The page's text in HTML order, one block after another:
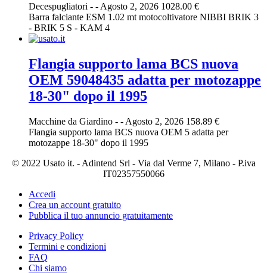
Decespugliatori - - Agosto 2, 2026 1028.00 €
Barra falciante ESM 1.02 mt motocoltivatore NIBBI BRIK 3
- BRIK 5 S - KAM 4
Flangia supporto lama BCS nuova
OEM 59048435 adatta per motozappe
18-30" dopo il 1995
Macchine da Giardino - - Agosto 2, 2026 158.89 €
Flangia supporto lama BCS nuova OEM 5 adatta per
motozappe 18-30" dopo il 1995
© 2022 Usato it. - Adintend Srl - Via dal Verme 7, Milano - P.iva
IT02357550066
Accedi
Crea un account gratuito
Pubblica il tuo annuncio gratuitamente
Privacy Policy
Termini e condizioni
FAQ
Chi siamo